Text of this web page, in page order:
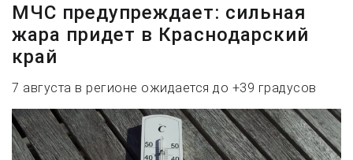
МЧС предупреждает: сильная
жара придет в Краснодарский
край
7 августа в регионе ожидается до +39 градусов